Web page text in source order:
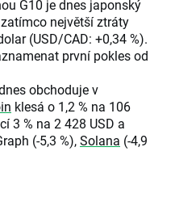
G10 je dnes japonský
největší ztráty
(USD/CAD: +0,34 %).
první pokles od
obchoduje v
klesá o 1,2 % na 106
3 % na 2 428 USD a
(-5,3 %),Solana (-4,9